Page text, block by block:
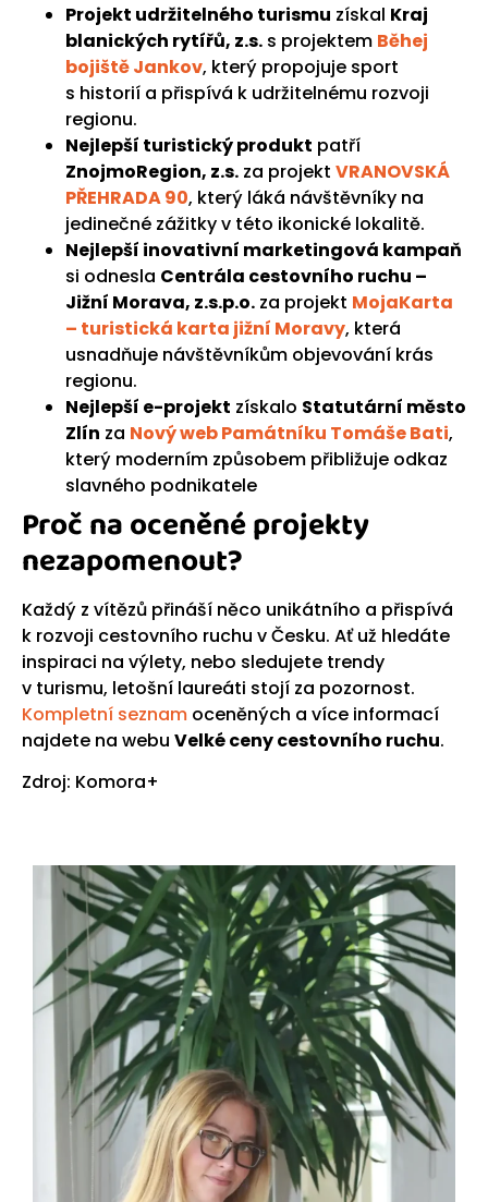
Projekt udržitelného turismu získal Kraj
blanických rytířů, z.s. s projektem Běhej
bojiště Jankov, který propojuje sport
s historií a přispívá k udržitelnému rozvoji
regionu.
Nejlepší turistický produkt patří
ZnojmoRegion, z.s. za projekt VRANOVSKÁ
PŘEHRADA 90, který láká návštěvníky na
jedinečné zážitky v této ikonické lokalitě.
Nejlepší inovativní marketingová kampaň
si odnesla Centrála cestovního ruchu –
Jižní Morava, z.s.p.o. za projekt MojaKarta
– turistická karta jižní Moravy, která
usnadňuje návštěvníkům objevování krás
regionu.
Nejlepší e-projekt získalo Statutární město
Zlín za Nový web Památníku Tomáše Bati,
který moderním způsobem přibližuje odkaz
slavného podnikatele
Proč na oceněné projekty
nezapomenout?
Každý z vítězů přináší něco unikátního a přispívá
k rozvoji cestovního ruchu v Česku. Ať už hledáte
inspiraci na výlety, nebo sledujete trendy
v turismu, letošní laureáti stojí za pozornost.
Kompletní seznam oceněných a více informací
najdete na webu Velké ceny cestovního ruchu.
Zdroj: Komora+